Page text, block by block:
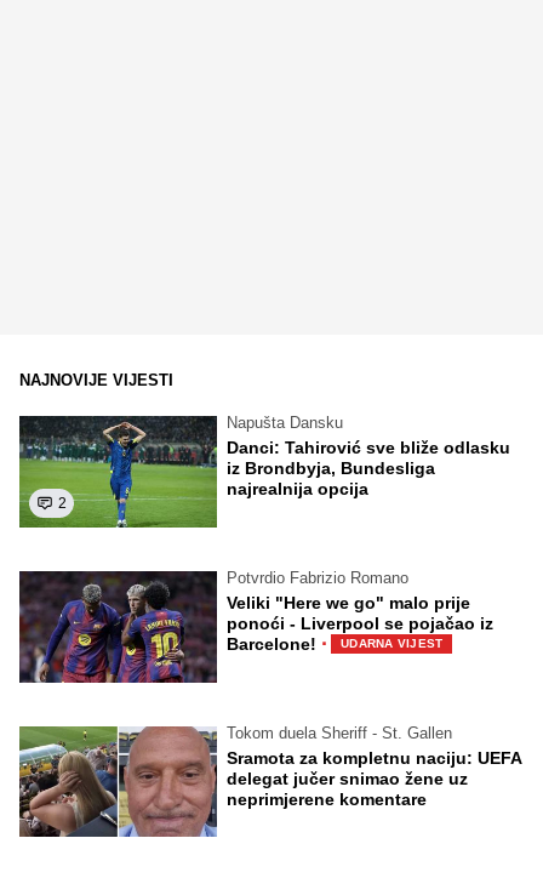
NAJNOVIJE VIJESTI
2
Napušta Dansku
Danci: Tahirović sve bliže odlasku
iz Brondbyja, Bundesliga
najrealnija opcija
Potvrdio Fabrizio Romano
Veliki "Here we go" malo prije
ponoći - Liverpool se pojačao iz
Barcelone! · UDARNA VIJEST
Tokom duela Sheriff - St. Gallen
Sramota za kompletnu naciju: UEFA
delegat jučer snimao žene uz
neprimjerene komentare